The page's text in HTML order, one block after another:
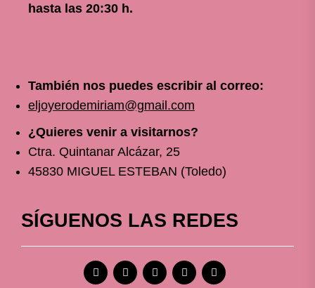
hasta las 20:30 h.
También nos puedes escribir al correo:
eljoyerodemiriam@gmail.com
¿Quieres venir a visitarnos?
Ctra. Quintanar Alcázar, 25
45830 MIGUEL ESTEBAN (Toledo)
SÍGUENOS LAS REDES